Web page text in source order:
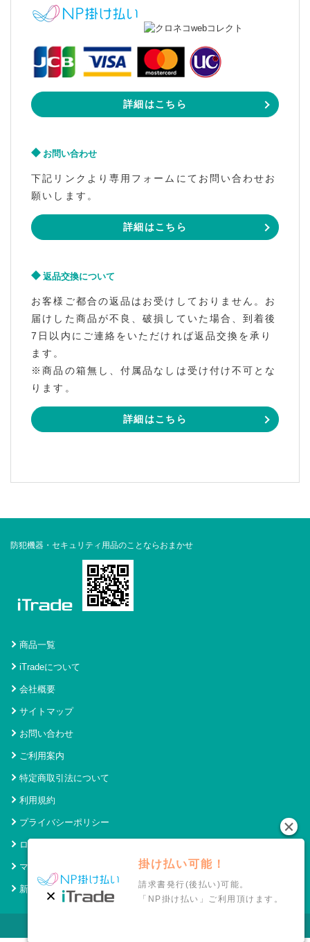
詳細はこちら
お問い合わせ
下記リンクより専用フォームにてお問い合わせお
願いします。
詳細はこちら
返品交換について
お客様ご都合の返品はお受けしておりません。お
届けした商品が不良、破損していた場合、到着後
7日以内にご連絡をいただければ返品交換を承り
ます。
※商品の箱無し、付属品なしは受け付け不可とな
ります。
詳細はこちら
防犯機器・セキュリティ用品のことならおまかせ
商品一覧
iTradeについて
会社概要
サイトマップ
お問い合わせ
ご利用案内
特定商取引法について
利用規約
プライバシーポリシー
ログイン
マイページ
新規会員登録
掛け払い可能！
請求書発行(後払い)可能。
「NP掛け払い」ご利用頂けます。